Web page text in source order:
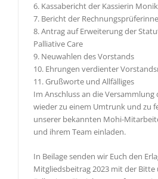
6. Kassabericht der Kassierin
7. Bericht der
8. Antrag auf Erweiterung der
Palliative Care
9. Neuwahlen des Vorstands
10. Ehrungen verdienter
11. Grußworte und Allfälliges
Im Anschluss an die Versammlung
wieder zu einem Umtrunk und zu
unserer bekannten Mohi-
und ihrem Team einladen.
In Beilage senden wir Euch den
Mitgliedsbeitrag 2023 mit der Bitte